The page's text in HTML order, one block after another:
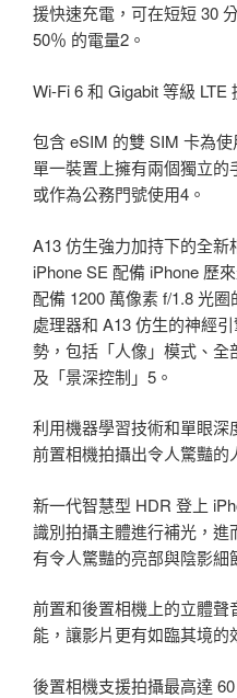
援快速充電，可在短短 30
50％ 的電量2。
Wi-Fi 6 和 Gigabit 等級 LTE
包含 eSIM 的雙 SIM 卡為
單一裝置上擁有兩個獨立
或作為公務門號使用4。
A13 仿生強力加持下的全新
iPhone SE 配備 iPhone 歷
配備 1200 萬像素 f/1.8 光
處理器和 A13 仿生的神經
勢，包括「人像」模式、
及「景深控制」5。
利用機器學習技術和單眼深
前置相機拍攝出令人驚豔的
新一代智慧型 HDR 登上
識別拍攝主體進行補光，
有令人驚豔的亮部與陰影細
前置和後置相機上的立體
能，讓影片更有如臨其境的
後置相機支援拍攝最高達